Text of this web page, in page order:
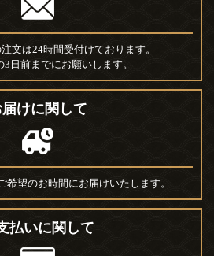
文は24時間受付けております。
日前までにお願いします。
届けに関して
希望のお時間にお届けいたします。
払いに関して